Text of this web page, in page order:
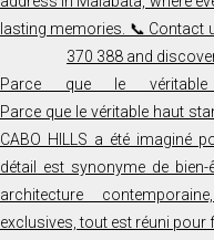
Parce que le